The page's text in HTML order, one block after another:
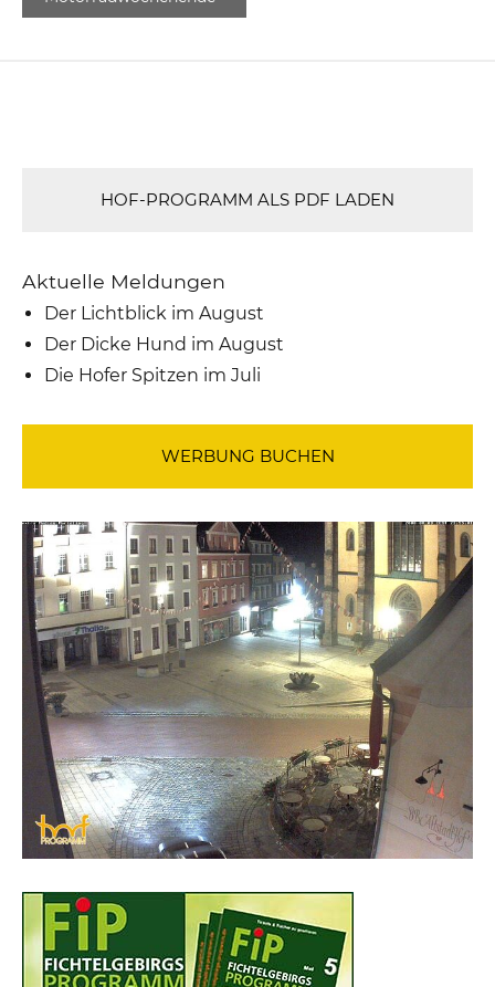
HOF-PROGRAMM ALS PDF LADEN
Aktuelle Meldungen
Der Lichtblick im August
Der Dicke Hund im August
Die Hofer Spitzen im Juli
WERBUNG BUCHEN